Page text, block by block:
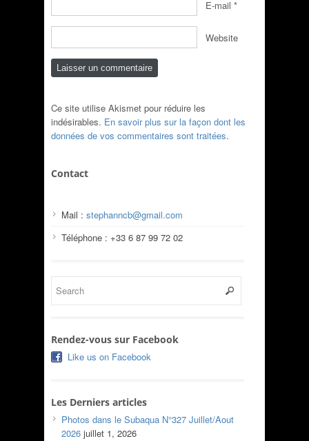
E-mail *
Website
Ce site utilise Akismet pour réduire les
indésirables. En savoir plus sur la façon dont les
données de vos commentaires sont traitées.
Contact
Mail : stephanncb@gmail.com
Téléphone : +33 6 87 99 72 02
Rendez-vous sur Facebook
Like us on Facebook
Les Derniers articles
Photos dans le Subaqua N°327 Juillet/Aout
2026 juillet 1, 2026